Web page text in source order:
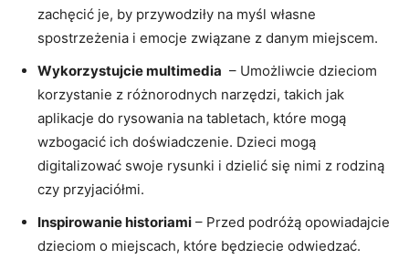
zachęcić⁢ je, by⁢ przywodziły na myśl własne
spostrzeżenia ‍i emocje związane z danym miejscem.
Wykorzystujcie multimedia ⁤ – Umożliwcie dzieciom
korzystanie z różnorodnych narzędzi, takich jak
aplikacje ​do ​rysowania ​na tabletach, które mogą
wzbogacić ich doświadczenie. Dzieci mogą
digitalizować swoje rysunki ⁣i dzielić się⁢ nimi​ z rodziną
czy przyjaciółmi.
Inspirowanie historiami – ⁣Przed‌ podróżą opowiadajcie‍
dzieciom ⁢o miejscach, które będziecie⁣ odwiedzać.